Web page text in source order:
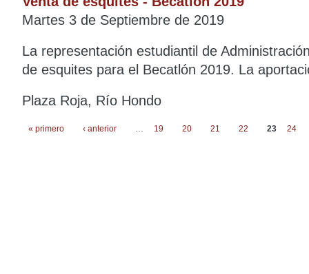
Martes 3 de Septiembre de 2019
La representación estudiantil de
de esquites para el Becatlón 2019. La
Plaza Roja, Río Hondo
Páginas
« primero ‹ anterior 19 20 21 22 23 24